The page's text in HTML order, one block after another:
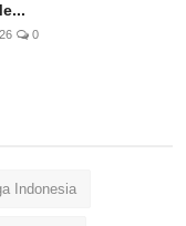
0
Indonesia